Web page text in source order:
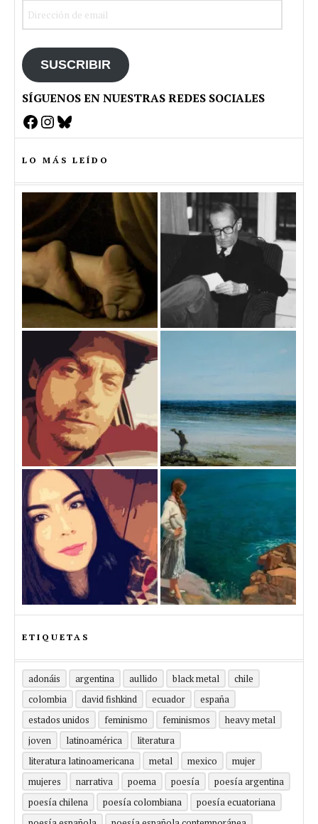
SUSCRIBIR
SÍGUENOS EN NUESTRAS REDES SOCIALES
Facebook
Instagram
Bluesky
LO MÁS LEÍDO
ETIQUETAS
adonáis argentina aullido black metal
chile
colombia
david fishkind ecuador
españa
estados unidos
feminismo feminismos
heavy metal
joven
latinoamérica
literatura
literatura latinoamericana
metal mexico
mujer
mujeres
narrativa poema poesía
poesía argentina
poesía chilena
poesía colombiana
poesía ecuatoriana